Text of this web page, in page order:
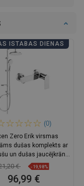
ISTABAS DIENAS
(0)
Zero Erik virsmas
dušas komplekts ar
un dušas jaucējkrānu,
- 71140205-00
€ -19,98%
96,99 €